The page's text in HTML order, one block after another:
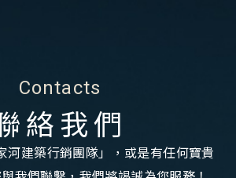
Contacts
絡我們
河建築行銷團隊」，或是有任何寶貴